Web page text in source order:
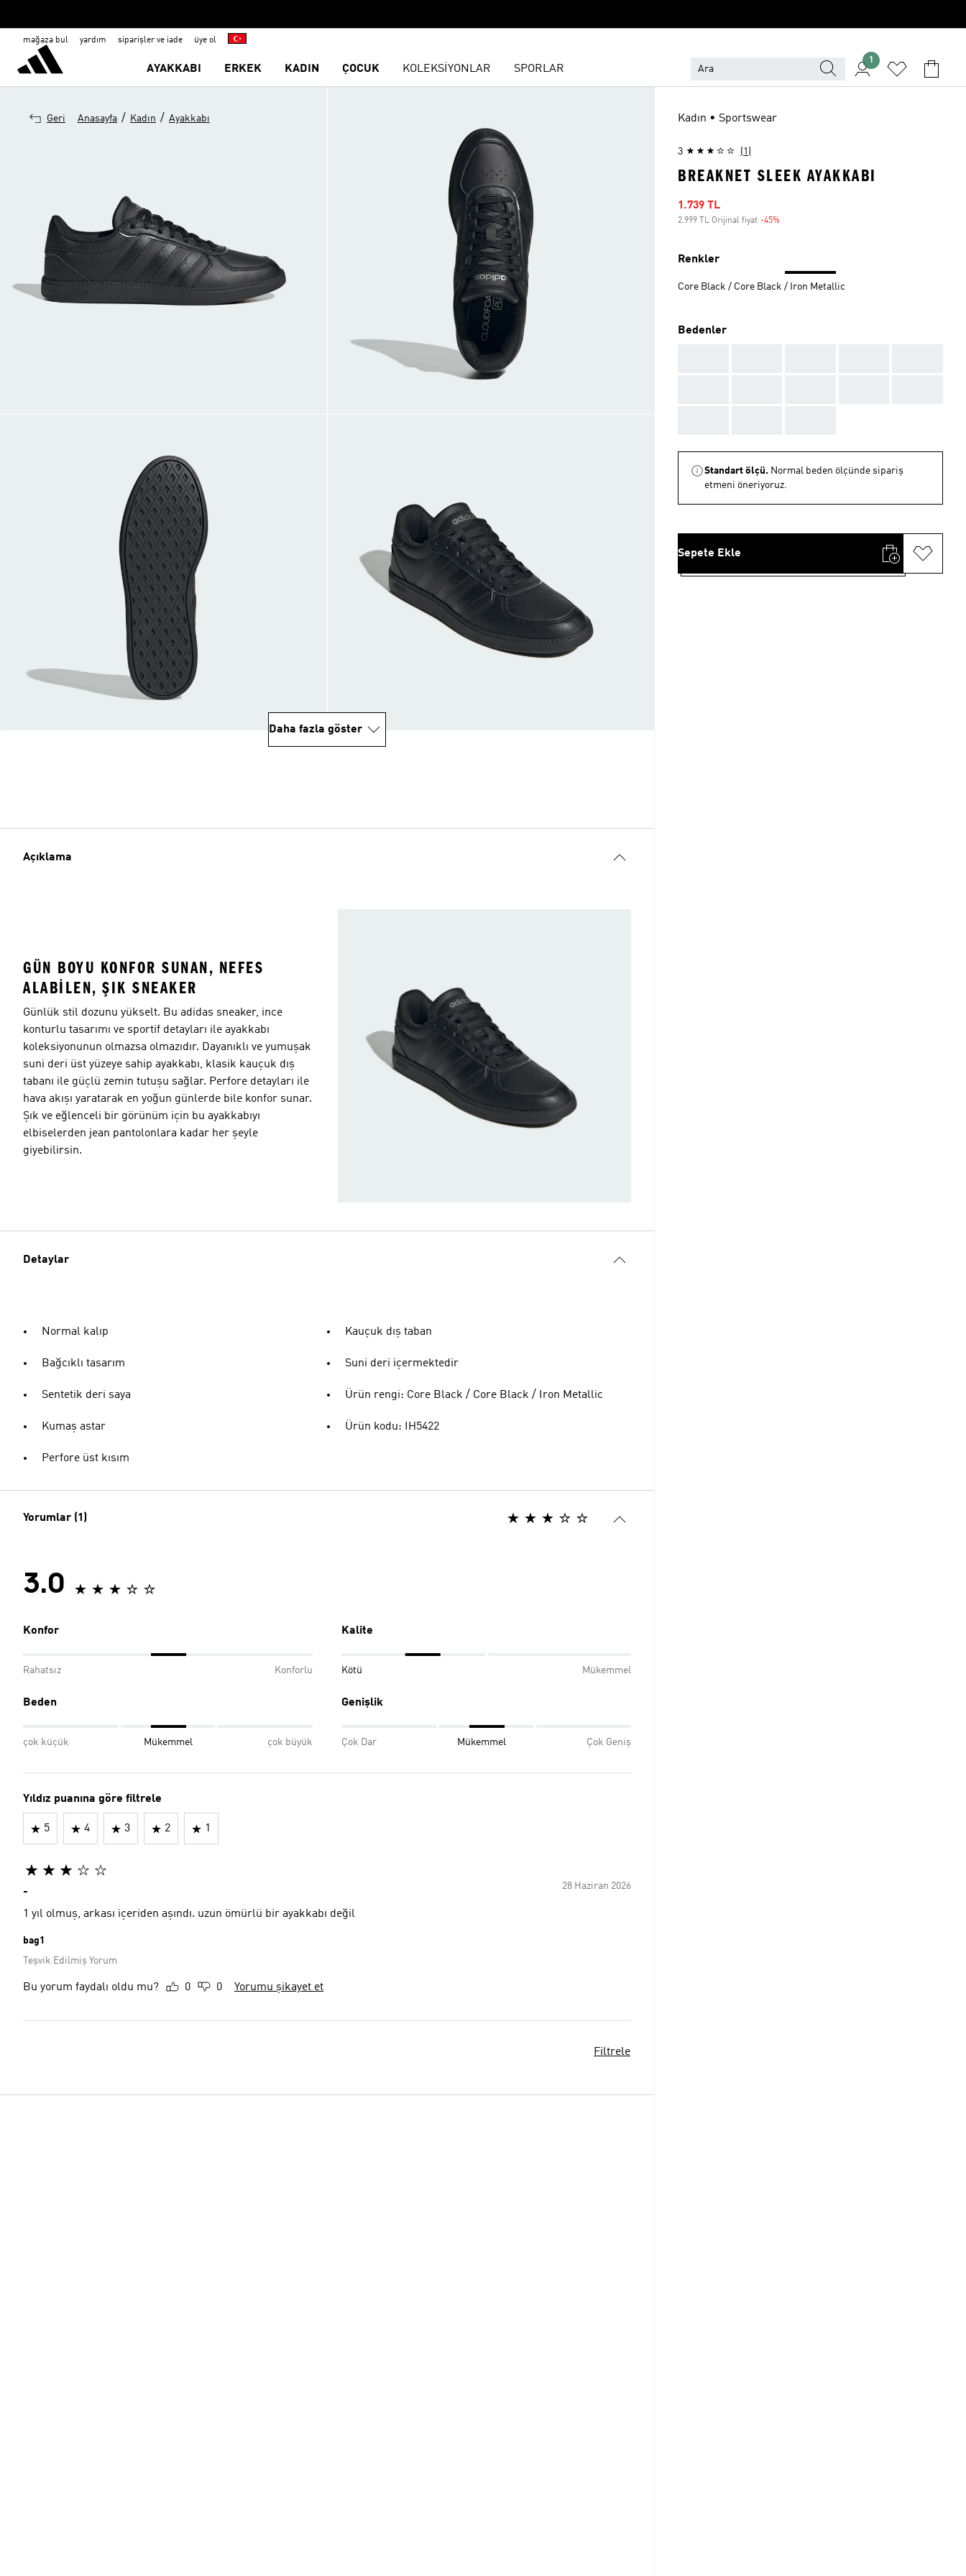
mağaza bul yardım siparişler ve iade üye ol
AYAKKABI ERKEK KADIN ÇOCUK KOLEKSİYONLAR SPORLAR
1
Geri Anasayfa / Kadın / Ayakkabı
Daha fazla göster
Açıklama
GÜN BOYU KONFOR SUNAN, NEFES
ALABILEN, ŞIK SNEAKER
Günlük stil dozunu yükselt. Bu adidas sneaker, ince
konturlu tasarımı ve sportif detayları ile ayakkabı
koleksiyonunun olmazsa olmazıdır. Dayanıklı ve yumuşak
suni deri üst yüzeye sahip ayakkabı, klasik kauçuk dış
tabanı ile güçlü zemin tutuşu sağlar. Perfore detayları ile
hava akışı yaratarak en yoğun günlerde bile konfor sunar.
Şık ve eğlenceli bir görünüm için bu ayakkabıyı
elbiselerden jean pantolonlara kadar her şeyle
giyebilirsin.
Detaylar
Normal kalıp
Bağcıklı tasarım
Sentetik deri saya
Kumaş astar
Perfore üst kısım
Kauçuk dış taban
Suni deri içermektedir
Ürün rengi: Core Black / Core Black / Iron Metallic
Ürün kodu: IH5422
Yorumlar (1)
3.0
Konfor
Rahatsız Konforlu
Kalite
Kötü Mükemmel
Beden
çok küçük Mükemmel çok büyük
Genişlik
Çok Dar Mükemmel Çok Geniş
Yıldız puanına göre filtrele
5 4 3 2 1
28 Haziran 2026
-
1 yıl olmuş, arkası içeriden aşındı. uzun ömürlü bir ayakkabı değil
bag1
Teşvik Edilmiş Yorum
Bu yorum faydalı oldu mu? 0 0 Yorumu şikayet et
Filtrele
Kadın • Sportswear
3 (1)
BREAKNET SLEEK AYAKKABI
İndirimli fiyat
1.739 TL
2.999 TL Orijinal fiyat -45%
Renkler
Core Black / Core Black / Iron Metallic
Bedenler
Standart ölçü. Normal beden ölçünde sipariş
etmeni öneriyoruz.
Sepete Ekle